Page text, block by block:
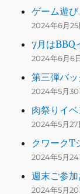
ゲーム遊
2024年6月25
7月はBBQ
2024年6月6
第三弾バ
2024年5月30
肉祭りイ
2024年5月27
クワークT
2024年5月24
週末ご参
2024年5月20